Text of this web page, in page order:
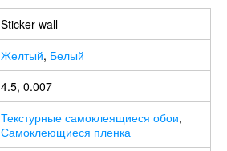
Sticker wall
Желтый, Белый
4.5, 0.007
Текстурные самоклеящиеся обои,
Самоклеющиеся пленка